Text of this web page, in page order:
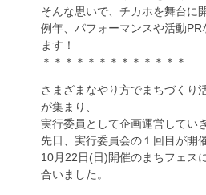
そんな思いで、チカホを舞台に
例年、パフォーマンスや活動
ます！
＊＊＊＊＊＊＊＊＊＊＊＊＊
さまざまなやり方でまちづくり
が集まり、
実行委員として企画運営してい
先日、実行委員会の１回目が開
10月22日(日)開催のまちフェス
合いました。